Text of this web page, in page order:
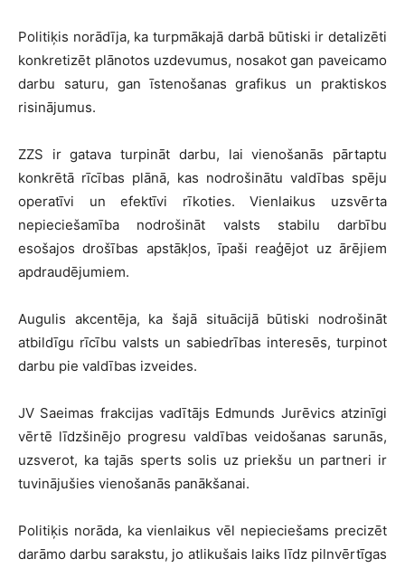
Politiķis norādīja, ka turpmākajā darbā būtiski ir detalizēti
konkretizēt plānotos uzdevumus, nosakot gan paveicamo
darbu saturu, gan īstenošanas grafikus un praktiskos
risinājumus.
ZZS ir gatava turpināt darbu, lai vienošanās pārtaptu
konkrētā rīcības plānā, kas nodrošinātu valdības spēju
operatīvi un efektīvi rīkoties. Vienlaikus uzsvērta
nepieciešamība nodrošināt valsts stabilu darbību
esošajos drošības apstākļos, īpaši reaģējot uz ārējiem
apdraudējumiem.
Augulis akcentēja, ka šajā situācijā būtiski nodrošināt
atbildīgu rīcību valsts un sabiedrības interesēs, turpinot
darbu pie valdības izveides.
JV Saeimas frakcijas vadītājs Edmunds Jurēvics atzinīgi
vērtē līdzšinējo progresu valdības veidošanas sarunās,
uzsverot, ka tajās sperts solis uz priekšu un partneri ir
tuvinājušies vienošanās panākšanai.
Politiķis norāda, ka vienlaikus vēl nepieciešams precizēt
darāmo darbu sarakstu, jo atlikušais laiks līdz pilnvērtīgas